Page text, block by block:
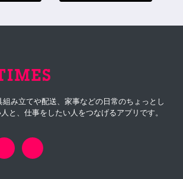
み立てや配送、家事などの日常のちょっとし
と、仕事をしたい人をつなげるアプリです。